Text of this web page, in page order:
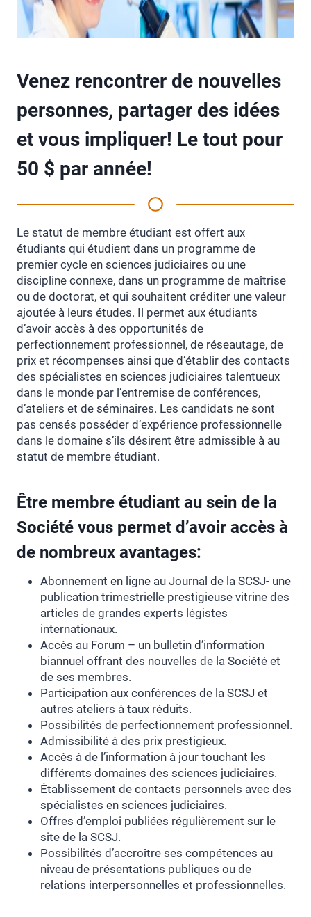
Venez rencontrer de nouvelles
personnes, partager des idées
et vous impliquer! Le tout pour
50 $ par année!
Le statut de membre étudiant est offert aux
étudiants qui étudient dans un programme de
premier cycle en sciences judiciaires ou une
discipline connexe, dans un programme de maîtrise
ou de doctorat, et qui souhaitent créditer une valeur
ajoutée à leurs études. Il permet aux étudiants
d’avoir accès à des opportunités de
perfectionnement professionnel, de réseautage, de
prix et récompenses ainsi que d’établir des contacts
des spécialistes en sciences judiciaires talentueux
dans le monde par l’entremise de conférences,
d’ateliers et de séminaires. Les candidats ne sont
pas censés posséder d’expérience professionnelle
dans le domaine s’ils désirent être admissible à au
statut de membre étudiant.
Être membre étudiant au sein de la
Société vous permet d’avoir accès à
de nombreux avantages:
Abonnement en ligne au Journal de la SCSJ- une
publication trimestrielle prestigieuse vitrine des
articles de grandes experts légistes
internationaux.
Accès au Forum – un bulletin d’information
biannuel offrant des nouvelles de la Société et
de ses membres.
Participation aux conférences de la SCSJ et
autres ateliers à taux réduits.
Possibilités de perfectionnement professionnel.
Admissibilité à des prix prestigieux.
Accès à de l’information à jour touchant les
différents domaines des sciences judiciaires.
Établissement de contacts personnels avec des
spécialistes en sciences judiciaires.
Offres d’emploi publiées régulièrement sur le
site de la SCSJ.
Possibilités d’accroître ses compétences au
niveau de présentations publiques ou de
relations interpersonnelles et professionnelles.